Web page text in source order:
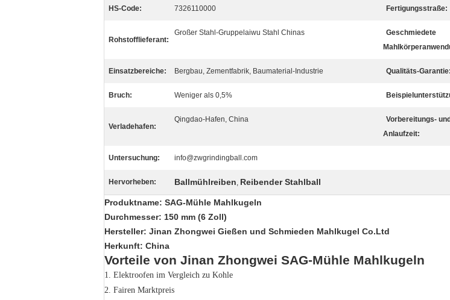
HS-Code: 7326110000 Fertigungsstraße:
Rohstofflieferant:
Großer Stahl-Gruppelaiwu Stahl Chinas
Geschmiedete
Einsatzbereiche: Bergbau, Zementfabrik, Baumaterial-Industrie Qualitäts-Garantie:
Bruch: Weniger als 0,5%
Verladehafen:
Qingdao-Hafen, China
Vorbereitungs- und
Anlaufzeit:
Untersuchung: info@zwgrindingball.com
Hervorheben: Ballmühlreiben, Reibender Stahlball
Produktname: SAG-Mühle Mahlkugeln
Durchmesser: 150 mm (6 Zoll)
Hersteller: Jinan Zhongwei Gießen und Schmieden Mahlkugel Co.Ltd
Herkunft: China
Vorteile von Jinan Zhongwei SAG-Mühle Mahlkugeln
1. Elektroofen im Vergleich zu Kohle
2. Fairen Marktpreis